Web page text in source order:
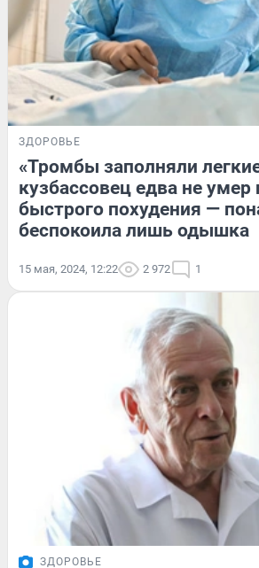
ЗДОРОВЬЕ
«Тромбы заполняли
кузбассовец едва не умер
быстрого похудения —
беспокоила лишь одышка
15 мая, 2024, 12:22 2 972 1
ЗДОРОВЬЕ